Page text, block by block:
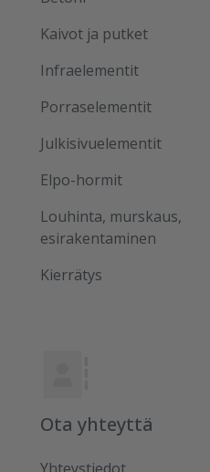
Kaivot ja putket
Infraelementit
Porraselementit
Julkisivuelementit
Elpo-hormit
Louhinta, murskaus,
esirakentaminen
Kierrätys
Ota yhteyttä